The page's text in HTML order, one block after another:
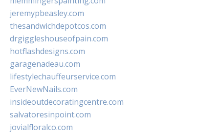
jeremypbeasley.com
thesandwichdepotcos.com
drgiggleshouseofpain.com
hotflashdesigns.com
garagenadeau.com
lifestylechauffeurservice.com
EverNewNails.com
insideoutdecoratingcentre.com
salvatoresinpoint.com
jovialfloralco.com